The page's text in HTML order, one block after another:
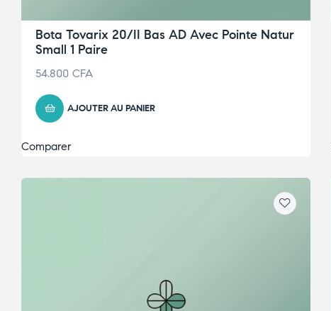
Bota Tovarix 20/II Bas AD Avec Pointe Natur
Small 1 Paire
54.800 CFA
AJOUTER AU PANIER
Comparer